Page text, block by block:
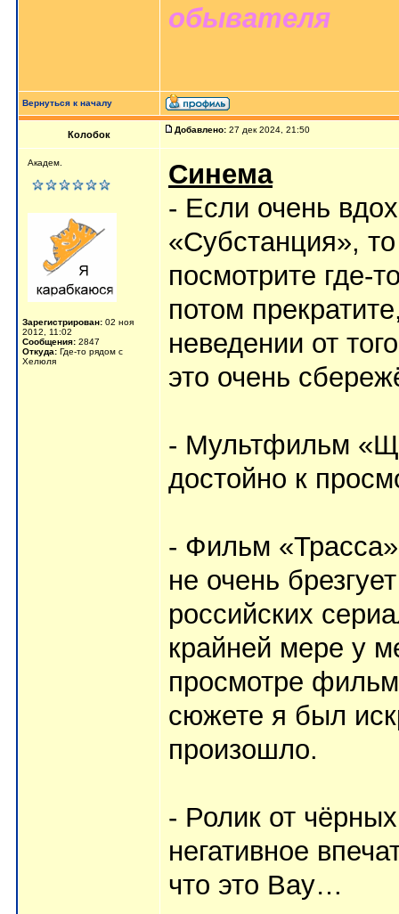
обывателя
Вернуться к началу
Колобок Добавлено: 27 дек 2024, 21:50
Академ.
Зарегистрирован: 02 ноя
2012, 11:02
Сообщения: 2847
Откуда: Где-то рядом с
Хелюля
Синема
- Если очень
«Субстанция»,
посмотрите где-
потом
неведении от
это очень
- Мультфильм
достойно к
- Фильм
не очень
российских
крайней мере у
просмотре
сюжете я был
произошло.
- Ролик от
негативное
что это Вау…